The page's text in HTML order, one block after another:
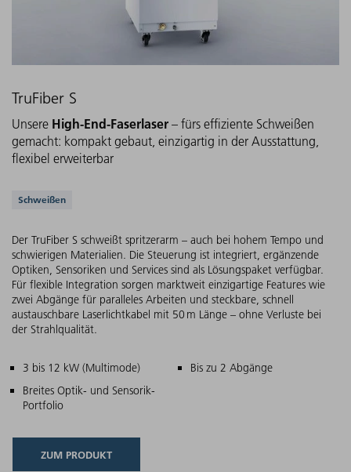
TruFiber S
Unsere High-End-Faserlaser – fürs effiziente Schweißen
gemacht: kompakt gebaut, einzigartig in der Ausstattung,
flexibel erweiterbar
Unterstützte Anwendungen
Schweißen
Der TruFiber S schweißt spritzerarm – auch bei hohem Tempo und
schwierigen Materialien. Die Steuerung ist integriert, ergänzende
Optiken, Sensoriken und Services sind als Lösungspaket verfügbar.
Für flexible Integration sorgen marktweit einzigartige Features wie
zwei Abgänge für paralleles Arbeiten und steckbare, schnell
austauschbare Laserlichtkabel mit 50 m Länge – ohne Verluste bei
der Strahlqualität.
Hauptmerkmale
3 bis 12 kW (Multimode)
Bis zu 2 Abgänge
Breites Optik- und Sensorik-
Portfolio
ZUM PRODUKT